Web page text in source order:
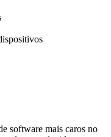
software mais caros no